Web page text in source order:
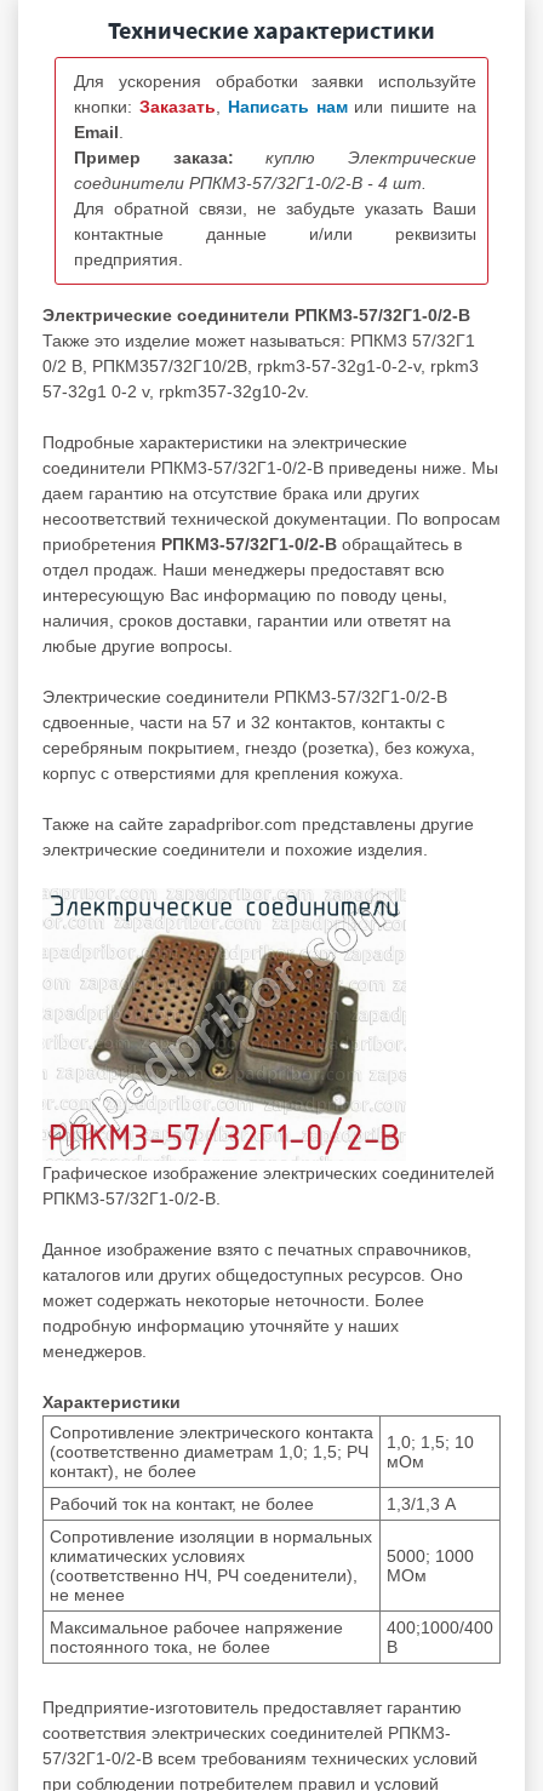
Технические характеристики
Для ускорения обработки заявки используйте
кнопки: Заказать Написать нам или пишите на
Email
Пример заказа:
куплю Электрические
соединители РПКМ3-57/32Г1-0/2-В - 4 шт.
Для обратной связи, не забудьте указать Ваши
контактные данные и/или реквизиты
предприятия.
Электрические соединители РПКМ3-57/32Г1-0/2-В
Также это изделие может называться: РПКМ3 57/32Г1
0/2 В, РПКМ357/32Г10/2В, rpkm3-57-32g1-0-2-v, rpkm3
57-32g1 0-2 v, rpkm357-32g10-2v.
Подробные характеристики на электрические
соединители РПКМ3-57/32Г1-0/2-В приведены ниже. Мы
даем гарантию на отсутствие брака или других
несоответствий технической документации. По вопросам
приобретения РПКМ3-57/32Г1-0/2-В обращайтесь в
отдел продаж. Наши менеджеры предоставят всю
интересующую Вас информацию по поводу цены,
наличия, сроков доставки, гарантии или ответят на
любые другие вопросы.
Электрические соединители РПКМ3-57/32Г1-0/2-В
сдвоенные, части на 57 и 32 контактов, контакты с
серебряным покрытием, гнездо (розетка), без кожуха,
корпус с отверстиями для крепления кожуха.
Также на сайте zapadpribor.com представлены другие
электрические соединители и похожие изделия.
Графическое изображение электрических соединителей
РПКМ3-57/32Г1-0/2-В.
Данное изображение взято с печатных справочников,
каталогов или других общедоступных ресурсов. Оно
может содержать некоторые неточности. Более
подробную информацию уточняйте у наших
менеджеров.
Характеристики
Сопротивление электрического контакта
(соответственно диаметрам 1,0; 1,5; РЧ
контакт), не более
1,0; 1,5; 10
мОм
Рабочий ток на контакт, не более
1,3/1,3 А
Сопротивление изоляции в нормальных
климатических условиях
(соответственно НЧ, РЧ соеденители),
не менее
5000; 1000
МОм
Максимальное рабочее напряжение
постоянного тока, не более
400;1000/400
В
Предприятие-изготовитель предоставляет гарантию
соответствия электрических соединителей РПКМ3-
57/32Г1-0/2-В всем требованиям технических условий
при соблюдении потребителем правил и условий